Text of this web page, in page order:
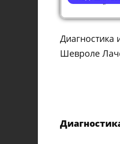
Диагностика
Шевроле